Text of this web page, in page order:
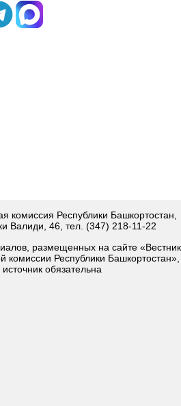
комиссия Республики Башкортостан,
Валиди, 46, тел. (347) 218-11-22
размещенных на сайте «Вестник
комиссии Республики Башкортостан»,
обязательна